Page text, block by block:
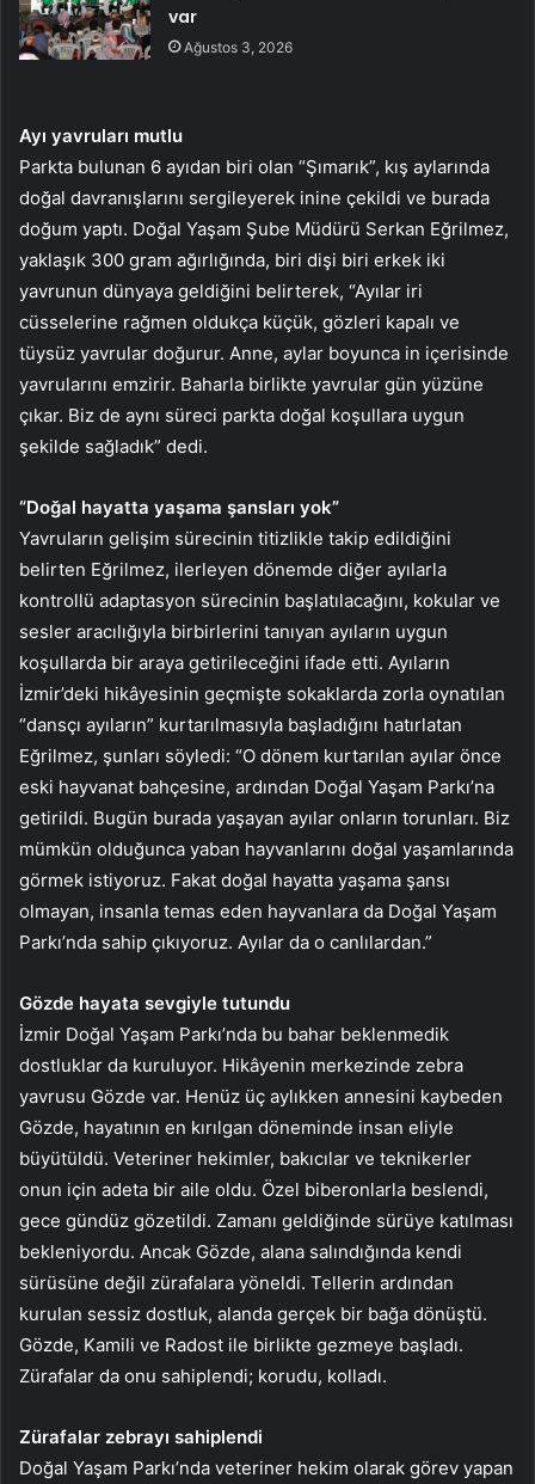
var
Ağustos 3, 2026
Ayı yavruları mutlu
Parkta bulunan 6 ayıdan biri olan “Şımarık”, kış aylarında
doğal davranışlarını sergileyerek inine çekildi ve burada
doğum yaptı. Doğal Yaşam Şube Müdürü Serkan Eğrilmez,
yaklaşık 300 gram ağırlığında, biri dişi biri erkek iki
yavrunun dünyaya geldiğini belirterek, “Ayılar iri
cüsselerine rağmen oldukça küçük, gözleri kapalı ve
tüysüz yavrular doğurur. Anne, aylar boyunca in içerisinde
yavrularını emzirir. Baharla birlikte yavrular gün yüzüne
çıkar. Biz de aynı süreci parkta doğal koşullara uygun
şekilde sağladık” dedi.
“Doğal hayatta yaşama şansları yok”
Yavruların gelişim sürecinin titizlikle takip edildiğini
belirten Eğrilmez, ilerleyen dönemde diğer ayılarla
kontrollü adaptasyon sürecinin başlatılacağını, kokular ve
sesler aracılığıyla birbirlerini tanıyan ayıların uygun
koşullarda bir araya getirileceğini ifade etti. Ayıların
İzmir’deki hikâyesinin geçmişte sokaklarda zorla oynatılan
“dansçı ayıların” kurtarılmasıyla başladığını hatırlatan
Eğrilmez, şunları söyledi: “O dönem kurtarılan ayılar önce
eski hayvanat bahçesine, ardından Doğal Yaşam Parkı’na
getirildi. Bugün burada yaşayan ayılar onların torunları. Biz
mümkün olduğunca yaban hayvanlarını doğal yaşamlarında
görmek istiyoruz. Fakat doğal hayatta yaşama şansı
olmayan, insanla temas eden hayvanlara da Doğal Yaşam
Parkı’nda sahip çıkıyoruz. Ayılar da o canlılardan.”
Gözde hayata sevgiyle tutundu
İzmir Doğal Yaşam Parkı’nda bu bahar beklenmedik
dostluklar da kuruluyor. Hikâyenin merkezinde zebra
yavrusu Gözde var. Henüz üç aylıkken annesini kaybeden
Gözde, hayatının en kırılgan döneminde insan eliyle
büyütüldü. Veteriner hekimler, bakıcılar ve teknikerler
onun için adeta bir aile oldu. Özel biberonlarla beslendi,
gece gündüz gözetildi. Zamanı geldiğinde sürüye katılması
bekleniyordu. Ancak Gözde, alana salındığında kendi
sürüsüne değil zürafalara yöneldi. Tellerin ardından
kurulan sessiz dostluk, alanda gerçek bir bağa dönüştü.
Gözde, Kamili ve Radost ile birlikte gezmeye başladı.
Zürafalar da onu sahiplendi; korudu, kolladı.
Zürafalar zebrayı sahiplendi
Doğal Yaşam Parkı’nda veteriner hekim olarak görev yapan